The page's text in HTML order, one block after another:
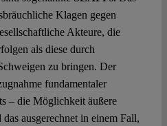
Klagen gegen
Akteure, die
als diese durch
zu bringen. Der
fundamentaler
– die Möglichkeit äußere
ausgerechnet in einem Fall,